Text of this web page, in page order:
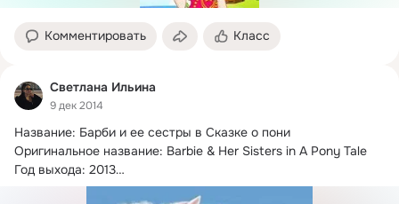
Комментировать Класс
Светлана Ильина
9 дек 2014
Название: Барби и ее сестры в Сказке о пони
Оригинальное название: Barbie & Her Sisters in A Pony Tale
Год выхода: 2013
Жанр: мультфильм